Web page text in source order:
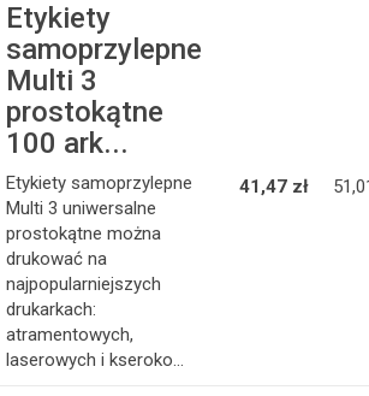
Etykiety
samoprzylepne
Multi 3
prostokątne
100 ark...
Etykiety samoprzylepne
Multi 3 uniwersalne
prostokątne można
drukować na
najpopularniejszych
drukarkach:
atramentowych,
laserowych i kseroko...
41,47 zł